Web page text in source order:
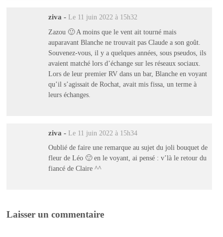
ziva - Le 11 juin 2022 à 15h32
Zazou 🙂 A moins que le vent ait tourné mais
auparavant Blanche ne trouvait pas Claude a son goût.
Souvenez-vous, il y a quelques années, sous pseudos, ils
avaient matché lors d’échange sur les réseaux sociaux.
Lors de leur premier RV dans un bar, Blanche en voyant
qu’il s’agissait de Rochat, avait mis fissa, un terme à
leurs échanges.
ziva - Le 11 juin 2022 à 15h34
Oublié de faire une remarque au sujet du joli bouquet de
fleur de Léo 🙂 en le voyant, ai pensé : v’là le retour du
fiancé de Claire ^^
Laisser un commentaire